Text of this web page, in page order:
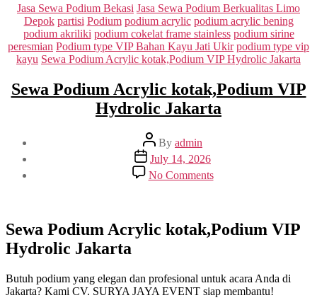
Categories
Jasa Sewa Podium Bekasi Jasa Sewa Podium Berkualitas Limo
Depok partisi Podium podium acrylic podium acrylic bening
podium akriliki podium cokelat frame stainless podium sirine
peresmian Podium type VIP Bahan Kayu Jati Ukir podium type vip
kayu Sewa Podium Acrylic kotak,Podium VIP Hydrolic Jakarta
Sewa Podium Acrylic kotak,Podium VIP
Hydrolic Jakarta
Post
author
By admin
Post
date
July 14, 2026
No Commentson
Sewa
kotak,Podium
VIP
Sewa Podium Acrylic kotak,Podium VIP
Hydrolic Jakarta
Butuh podium yang elegan dan profesional untuk acara Anda di
Jakarta? Kami CV. SURYA JAYA EVENT siap membantu!